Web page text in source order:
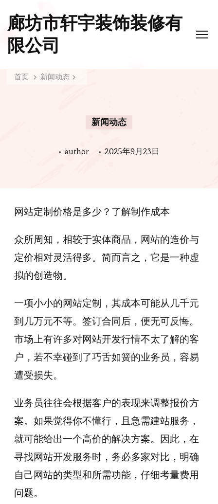
廊坊市轩宇装饰装修有
限公司
首页 新闻动态
新闻动态
author 2025年9月23日
网站定制价格是多少？了解制作成本
众所周知，相较于实体商品，网站的造价与
定价相对灵活得多。简而言之，它是一种虚
拟的创造物。
一项小小的网站定制，其成本可能从几千元
到几万元不等。签订合同后，便无可反悔。
市场上有许多对网站开发行情不太了解的客
户，若不幸碰到了巧舌如簧的业务员，容易
遭受损失。
业务员往往会根据客户的表现来调整报价方
案。如果觉得你不懂行，且急需建站服务，
就可能给出一个高价的解决方案。因此，在
寻找网站开发服务时，务必多家对比，明确
自己网站的类型和所需功能，仔细考量费用
问题。